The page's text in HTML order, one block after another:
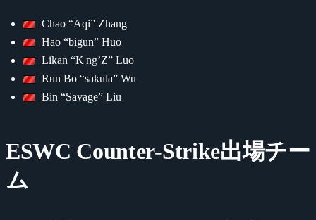
Chao “Aqi” Zhang
Hao “bigun” Huo
Likan “K|ng’Z” Luo
Run Bo “sakula” Wu
Bin “Savage” Liu
ESWC Counter-Strike出場チー
ム